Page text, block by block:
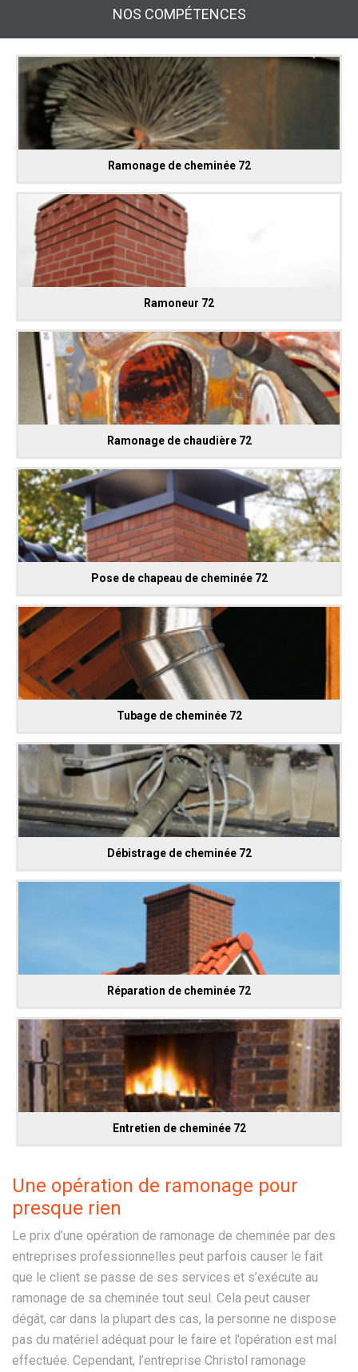
NOS COMPÉTENCES
Ramonage de cheminée 72
Ramoneur 72
Ramonage de chaudière 72
Pose de chapeau de cheminée 72
Tubage de cheminée 72
Débistrage de cheminée 72
Réparation de cheminée 72
Entretien de cheminée 72
Une opération de ramonage pour
presque rien
Le prix d’une opération de ramonage de cheminée par des
entreprises professionnelles peut parfois causer le fait
que le client se passe de ses services et s’exécute au
ramonage de sa cheminée tout seul. Cela peut causer
dégât, car dans la plupart des cas, la personne ne dispose
pas du matériel adéquat pour le faire et l’opération est mal
effectuée. Cependant, l’entreprise Christol ramonage